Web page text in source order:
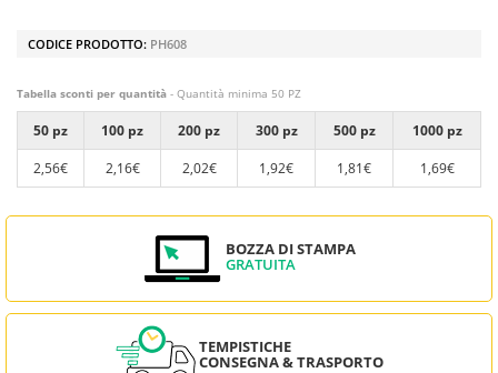
CODICE PRODOTTO: PH608
Tabella sconti per quantità - Quantità minima 50 PZ
50 pz 100 pz 200 pz 300 pz 500 pz
1000 pz
2,56€
2,16€ 2,02€ 1,92€ 1,81€ 1,69€
BOZZA DI STAMPA
GRATUITA
TEMPISTICHE
CONSEGNA & TRASPORTO